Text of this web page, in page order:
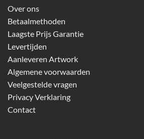
Over ons
Betaalmethoden
Laagste Prijs Garantie
Levertijden
Aanleveren Artwork
Algemene voorwaarden
Veelgestelde vragen
Privacy Verklaring
Contact